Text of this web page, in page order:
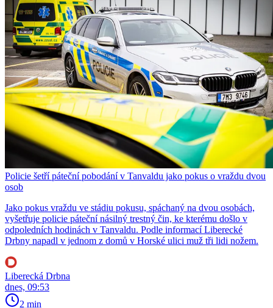
Policie šetří páteční pobodání v Tanvaldu jako pokus o vraždu dvou
osob
Jako pokus vraždu ve stádiu pokusu, spáchaný na dvou osobách,
vyšetřuje policie páteční násilný trestný čin, ke kterému došlo v
odpoledních hodinách v Tanvaldu. Podle informací Liberecké
Drbny napadl v jednom z domů v Horské ulici muž tři lidi nožem.
Liberecká Drbna
dnes, 09:53
2 min